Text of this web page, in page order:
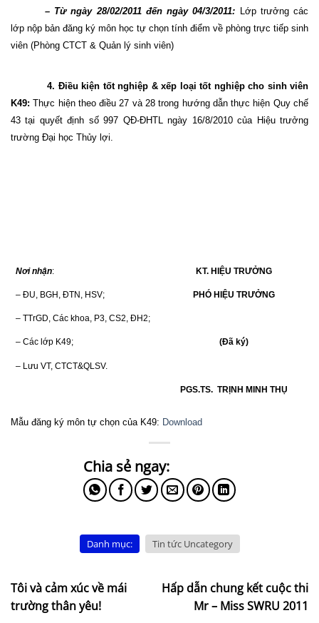
– Từ ngày 28/02/2011 đến ngày 04/3/2011: Lớp trưởng các
lớp nộp bản đăng ký môn học tự chọn tính điểm về phòng trực tiếp sinh
viên (Phòng CTCT & Quản lý sinh viên)
4. Điều kiện tốt nghiệp & xếp loại tốt nghiệp cho sinh viên
K49:Thực hiện theo điều 27 và 28 trong hướng dẫn thực hiện Quy chế
43 tại quyết định số 997 QĐ-ĐHTL ngày 16/8/2010 của Hiệu trưởng
trường Đại học Thủy lợi.
Nơi nhận:
– ĐU, BGH, ĐTN, HSV;
– TTrGD, Các khoa, P3, CS2, ĐH2;
– Các lớp K49;
– Lưu VT, CTCT&QLSV.
KT. HIỆU TRƯỞNG
PHÓ HIỆU TRƯỞNG
(Đã ký)
PGS.TS. TRỊNH MINH THỤ
Mẫu đăng ký môn tự chọn của K49: Download
Danh mục: Tin tức Uncategory
Tôi và cảm xúc về mái
trường thân yêu!
Hấp dẫn chung kết cuộc thi
Mr – Miss SWRU 2011